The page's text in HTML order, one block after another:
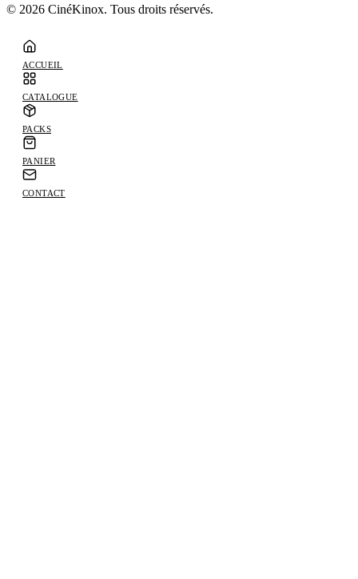
© 2026 CinéKinox. Tous droits réservés.
ACCUEIL
CATALOGUE
PACKS
PANIER
CONTACT